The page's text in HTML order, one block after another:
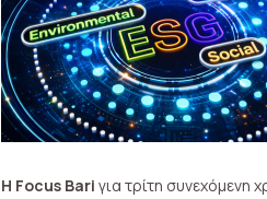
H Focus Bari για τρίτη συνεχόμενη